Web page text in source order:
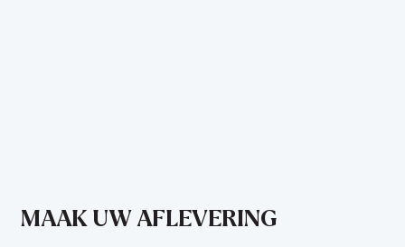
MAAK UW AFLEVERING